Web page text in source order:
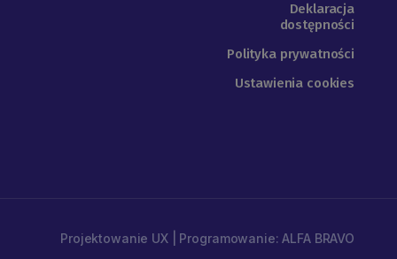
Deklaracja
dostępności
Polityka prywatności
Ustawienia cookies
Projektowanie UX | Programowanie: ALFA BRAVO